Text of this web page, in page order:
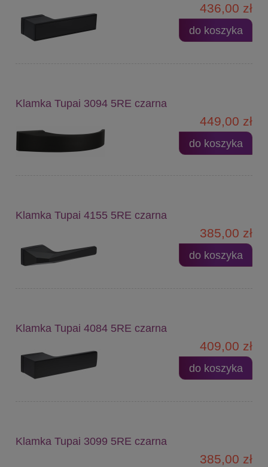
436,00 zł
do koszyka
Klamka Tupai 3094 5RE czarna
449,00 zł
do koszyka
Klamka Tupai 4155 5RE czarna
385,00 zł
do koszyka
Klamka Tupai 4084 5RE czarna
409,00 zł
do koszyka
Klamka Tupai 3099 5RE czarna
385,00 zł